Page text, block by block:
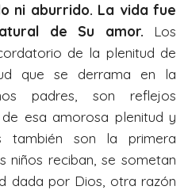
ni aburrido. La vida fue
de Su amor. Los
de la plenitud de
que se derrama en la
padres, son reflejos
esa amorosa plenitud y
también son la primera
niños reciban, se sometan
dada por Dios, otra razón